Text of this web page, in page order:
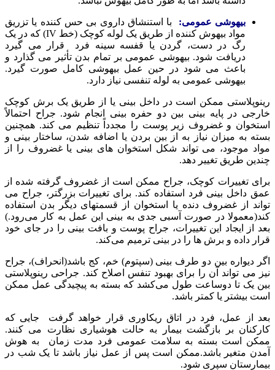
بیهوشی عمومی: با استنشاق داروی بی حس کننده یا تزریق
مواد بیهوش کننده از طریق یک لوله کوچک (خط IV) که در یک
رگ در دست، گردن یا قفسه سینه فرد قرار می گیرد
دریافت شود. بیهوشی عمومی بر تمام بدن تأثیر می گذارد و
باعث می شود در حین عمل بیهوشی کامل صورت گیرد.
بیهوشی عمومی به لوله تنفسی نیاز دارد.
رینوپلاستی ممکن است در داخل بینی یا از طریق یک برش کوچک
خارجی در پایه بینی بین دو حفره بینی انجام شود. جراح احتمالاً
استخوان و غضروف زیر پوست را مجدداً تنظیم می کند. همچنین
بسته به میزان نیاز به از بین بردن یا اضافه شدن، ساختار بینی و
مواد موجود، می تواند شکل استخوان های بینی یا غضروف را از
چندین طریق تغییر دهد.
برای تغییرات کوچک، جراح ممکن است از غضروف گرفته شده از
عمق داخل بینی فرد استفاده کند. برای تغییرات بزرگتر، جراح می
تواند از غضروف دنده یا استخوان از قسمتهای دیگر بدن استفاده
کند(معمولا در صورت آسبی جدی به بینی این عمل به کار می‌رود.)
بعد از ایجاد این تغییرات، جراح پوست و بافت بینی را در جای خود
قرار داده و برش ها را در بینی ترمیم می‌کند.
اگر دیواره بین دو طرف بینی (سپتوم) خم، کج باشد(انحراف)، جراح
نیز می تواند آن را برای بهبود تنفس اصلاح کند. جراحی رینوپلاستی
بین یک تا دوساعت طول می‌کشد که بسته به پیچیدگی عمل ممکن
است بیشتر یا کمتر باشد.
بعد از عمل، فرد در اتاق ریکاوری قرار خواهد گرفت جایی که
کارکنان بر بازگشت بیمار به حالت هوشیاری نظارت می کنند.
ممکن است بسته به سلامت عمومی فرد مدت زمان به هوش
آمدن متغیر باشد.ممکن است پس از عمل نیاز باشد تا یک شب در
بیمارستان سپری شود.